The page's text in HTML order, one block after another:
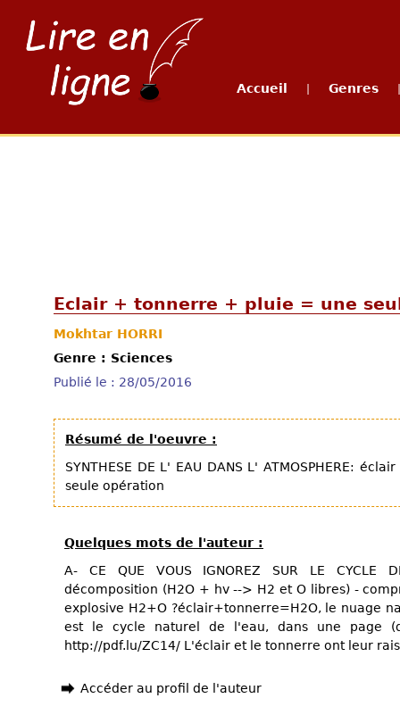
Accueil Genres
Eclair + tonnerre + pluie = une
Mokhtar HORRI
Genre : Sciences
Publié le : 28/05/2016
Résumé de l'oeuvre :
SYNTHESE DE L' EAU DANS L' ATMOSPHERE:
seule opération
Quelques mots de l'auteur :
A- CE QUE VOUS IGNOREZ SUR LE CYCLE
décomposition (H2O + hv --> H2 et O libres) -
explosive H2+O ?éclair+tonnerre=H2O, le nuage
est le cycle naturel de l'eau, dans une page
http://pdf.lu/ZC14/ L'éclair et le tonnerre ont leur
Accéder au profil de l'auteur